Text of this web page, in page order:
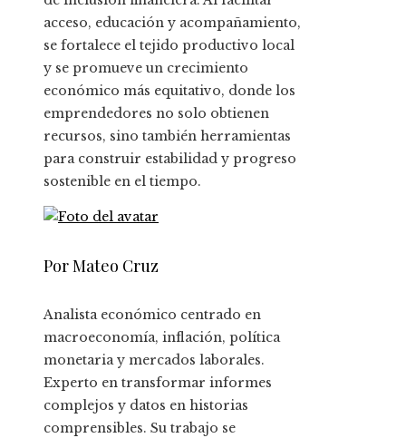
acceso, educación y acompañamiento,
se fortalece el tejido productivo local
y se promueve un crecimiento
económico más equitativo, donde los
emprendedores no solo obtienen
recursos, sino también herramientas
para construir estabilidad y progreso
sostenible en el tiempo.
Por Mateo Cruz
Analista económico centrado en
macroeconomía, inflación, política
monetaria y mercados laborales.
Experto en transformar informes
complejos y datos en historias
comprensibles. Su trabajo se